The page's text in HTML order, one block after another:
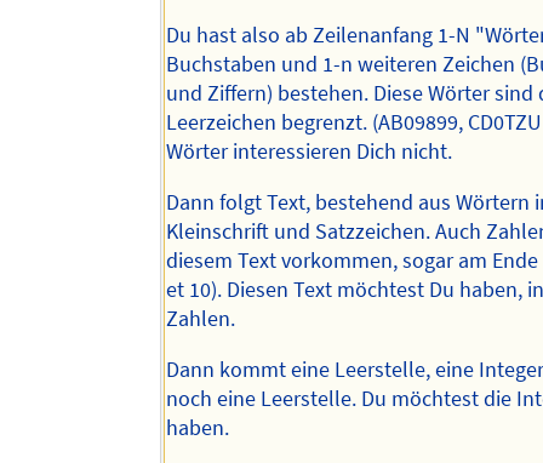
Du hast also ab Zeilenanfang 1-N
Buchstaben und 1-n weiteren Zeichen
und Ziffern) bestehen. Diese Wörter sind
Leerzeichen begrenzt. (AB09899,
Wörter interessieren Dich nicht.
Dann folgt Text, bestehend aus Wörtern
Kleinschrift und Satzzeichen. Auch
diesem Text vorkommen, sogar am
et 10). Diesen Text möchtest Du haben,
Zahlen.
Dann kommt eine Leerstelle, eine
noch eine Leerstelle. Du möchtest die
haben.